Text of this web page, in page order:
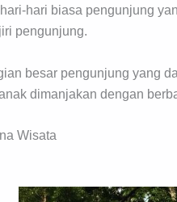
hari biasa pengunjung
pengunjung.
besar pengunjung yang
dimanjakan dengan
Wisata